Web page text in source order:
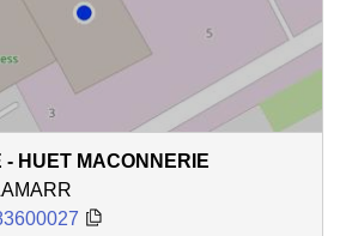
- HUET MACONNERIE